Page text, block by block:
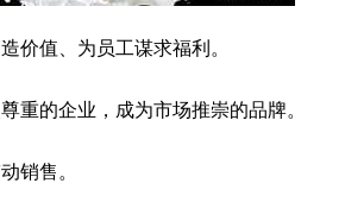
价值、为员工谋求福利。
重的企业，成为市场推崇的品牌。
销售。